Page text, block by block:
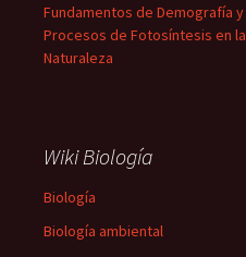
Fundamentos de Demografía y
Procesos de Fotosíntesis en la
Naturaleza
Wiki Biología
Biología
Biología ambiental